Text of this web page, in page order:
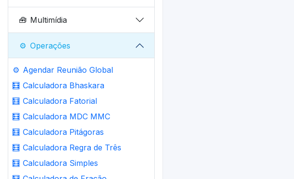
🧰 Multimídia
⚙️ Operações
⚙️ Agendar Reunião Global
🧮 Calculadora Bhaskara
🧮 Calculadora Fatorial
🧮 Calculadora MDC MMC
🧮 Calculadora Pitágoras
🧮 Calculadora Regra de Três
🧮 Calculadora Simples